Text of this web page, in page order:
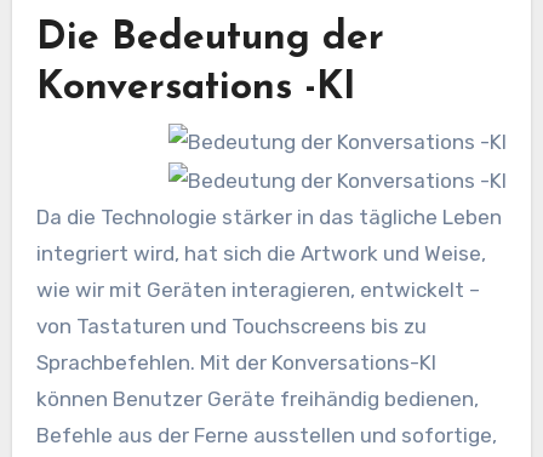
Die Bedeutung der
Konversations -KI
Da die Technologie stärker in das tägliche Leben
integriert wird, hat sich die Artwork und Weise,
wie wir mit Geräten interagieren, entwickelt –
von Tastaturen und Touchscreens bis zu
Sprachbefehlen. Mit der Konversations-KI
können Benutzer Geräte freihändig bedienen,
Befehle aus der Ferne ausstellen und sofortige,